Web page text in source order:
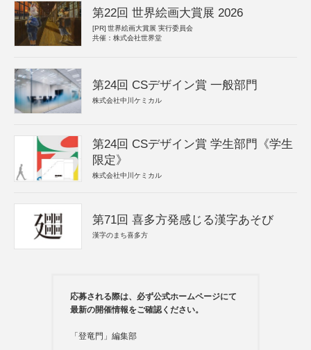
第22回 世界絵画大賞展 2026
[PR] 世界絵画大賞展 実行委員会
共催：株式会社世界堂
第24回 CSデザイン賞 一般部門
株式会社中川ケミカル
第24回 CSデザイン賞 学生部門《学生
限定》
株式会社中川ケミカル
第71回 喜多方発感じる漢字あそび
漢字のまち喜多方
応募される際は、必ず公式ホームページにて
最新の開催情報をご確認ください。
「登竜門」編集部